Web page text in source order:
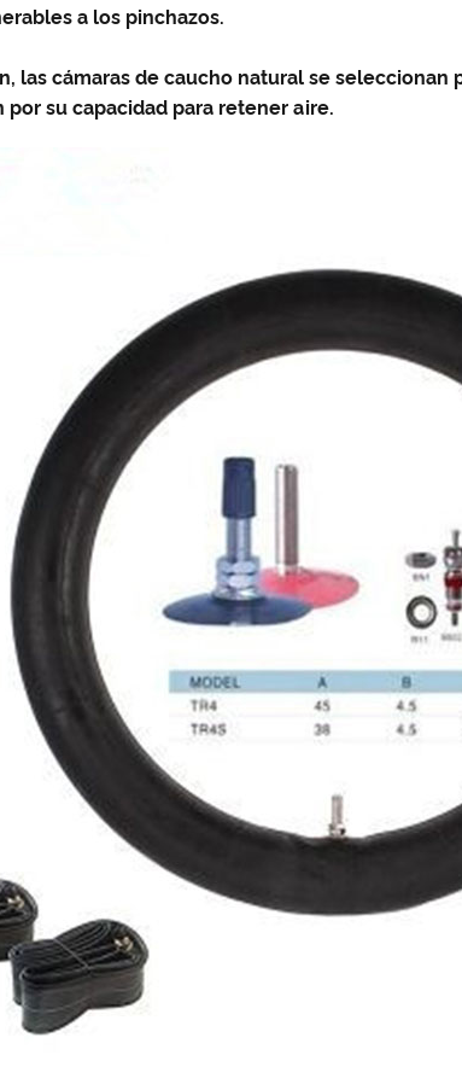
a los pinchazos.
las cámaras de caucho natural se
por su capacidad para retener aire.